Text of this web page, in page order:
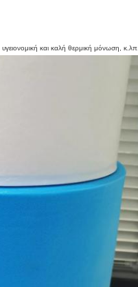
και καλή θερμική μόνωση, κ.λπ.